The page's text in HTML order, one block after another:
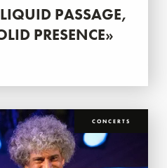
PASSAGE,
PRESENCE»
CONCERTS